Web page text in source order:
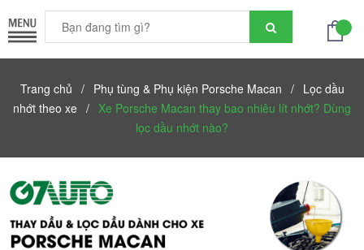
Trang chủ / Phụ tùng & Phụ kiện Porsche Macan / Lọc dầu
nhớt theo xe / Xe Porsche Macan thay bao nhiêu lít nhớt? Dùng
lọc dầu nhớt nào?